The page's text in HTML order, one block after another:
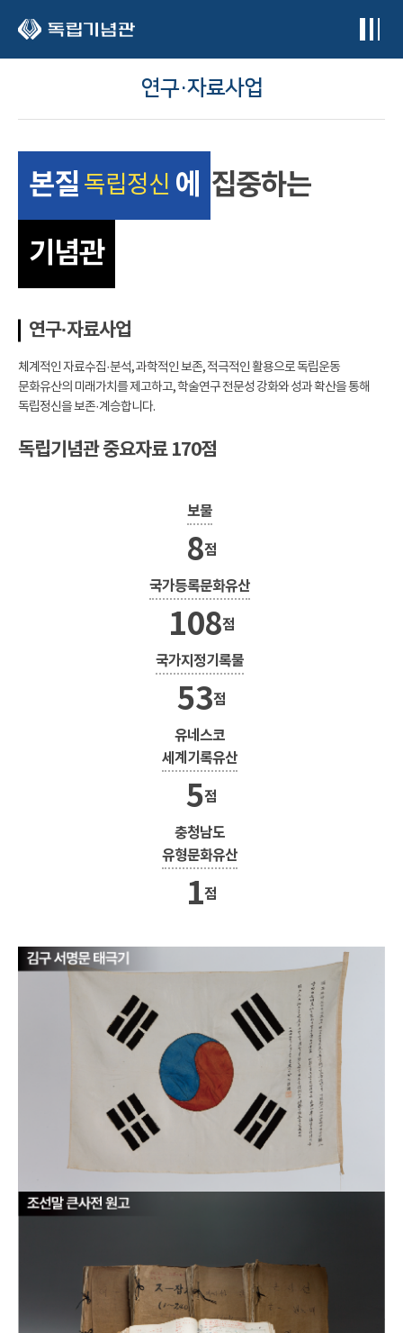
연구·자료사업
본질 독립정신 에
집중하는
기념관
연구·자료사업
체계적인 자료수집·분석, 과학적인 보존, 적극적인 활용으로 독립운동
문화유산의 미래가치를 제고하고, 학술연구 전문성 강화와 성과 확산을 통해
독립정신을 보존·계승합니다.
독립기념관 중요자료 170점
보물
8점
국가등록문화유산
108점
국가지정기록물
53점
유네스코
세계기록유산
5점
충청남도
유형문화유산
1점